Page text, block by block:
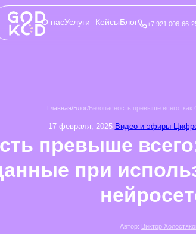
О насУслуги КейсыБлог +7 921 006-66-
Главная/Блог/Безопасность превыше всего: как
17 февраля, 2025 Видео и эфиры
превыше
при
Автор: Виктор